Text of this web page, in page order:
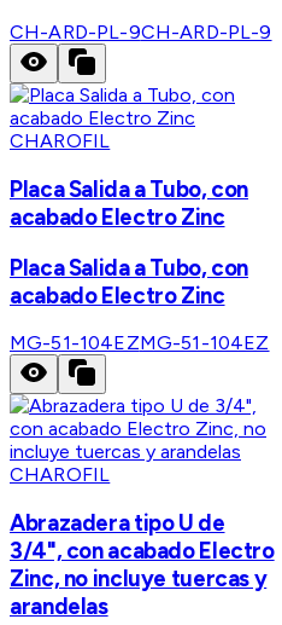
CH-ARD-PL-9CH-ARD-PL-9
CHAROFIL
Placa Salida a Tubo, con
acabado Electro Zinc
Placa Salida a Tubo, con
acabado Electro Zinc
MG-51-104EZMG-51-104EZ
CHAROFIL
Abrazadera tipo U de
3/4", con acabado Electro
Zinc, no incluye tuercas y
arandelas